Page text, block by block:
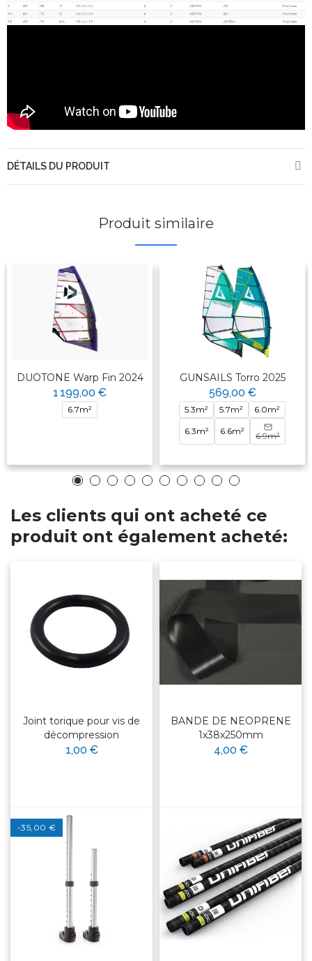
DÉTAILS DU PRODUIT
Produit similaire
DUOTONE Warp Fin 2024
1 199,00 €
6.7m²
GUNSAILS Torro 2025
569,00 €
5.3m² 5.7m² 6.0m²
6.3m² 6.6m² 6.9m²
Les clients qui ont acheté ce
produit ont également acheté:
Joint torique pour vis de
décompression
1,00 €
BANDE DE NEOPRENE
1x38x250mm
4,00 €
-35,00 €